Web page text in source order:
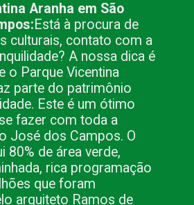
Aranha em São
Está à procura de
culturais, contato com a
A nossa dica é
o Parque Vicentina
parte do patrimônio
Este é um ótimo
fazer com toda a
José dos Campos. O
80% de área verde,
rica programação
que foram
arquiteto Ramos de